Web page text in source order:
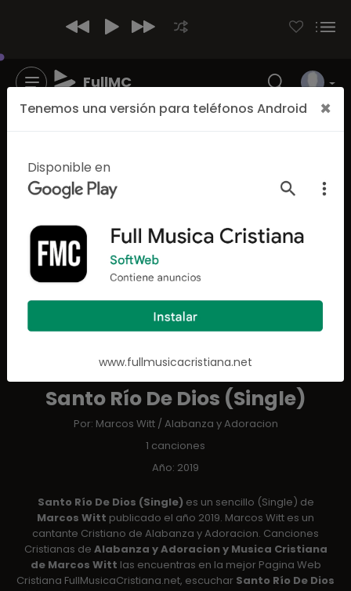
FullMC
Santo Río De Dios (Single)
Por: Marcos Witt/ Alabanza y Adoracion
1 canciones
Año: 2019
Santo Río De Dios (Single) es un sencillo (Single) de
Marcos Witt publicado el año 2019. Marcos Witt es un
cantante Cristiano de Alabanza y Adoracion. Canciones
Cristianas de Alabanza y Adoracion y Musica Cristiana
de Marcos Witt las encuentras en la mejor Pagina Web
Cristiana FullMusicaCristiana.net, escuchar Santo Río De Dios
Tenemos una versión para teléfonos Android ×
Disponible en
www.fullmusicacristiana.net